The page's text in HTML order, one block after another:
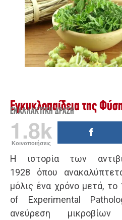
Εγκυκλοπαίδεια της
ΕΝΑΛΛΑΚΤΙΚΉ ΔΡΆΣΗ
1.8k
Κοινοποιήσεις
Η ιστορία των
1928 όπου
μόλις ένα χρόνο μετά,
of Experimental
ανεύρεση